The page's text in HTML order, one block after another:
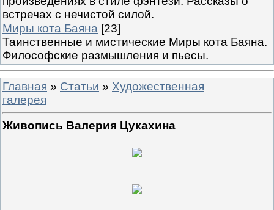
встречах с нечистой силой.
Миры кота Баяна [23]
Таинственные и мистические Миры кота Баяна.
Философские размышления и пьесы.
Главная » Статьи » Художественная
галерея
Живопись Валерия Цукахина